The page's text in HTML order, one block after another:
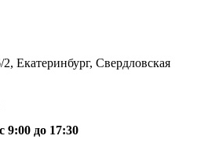
Екатеринбург, Свердловская
9:00 до 17:30